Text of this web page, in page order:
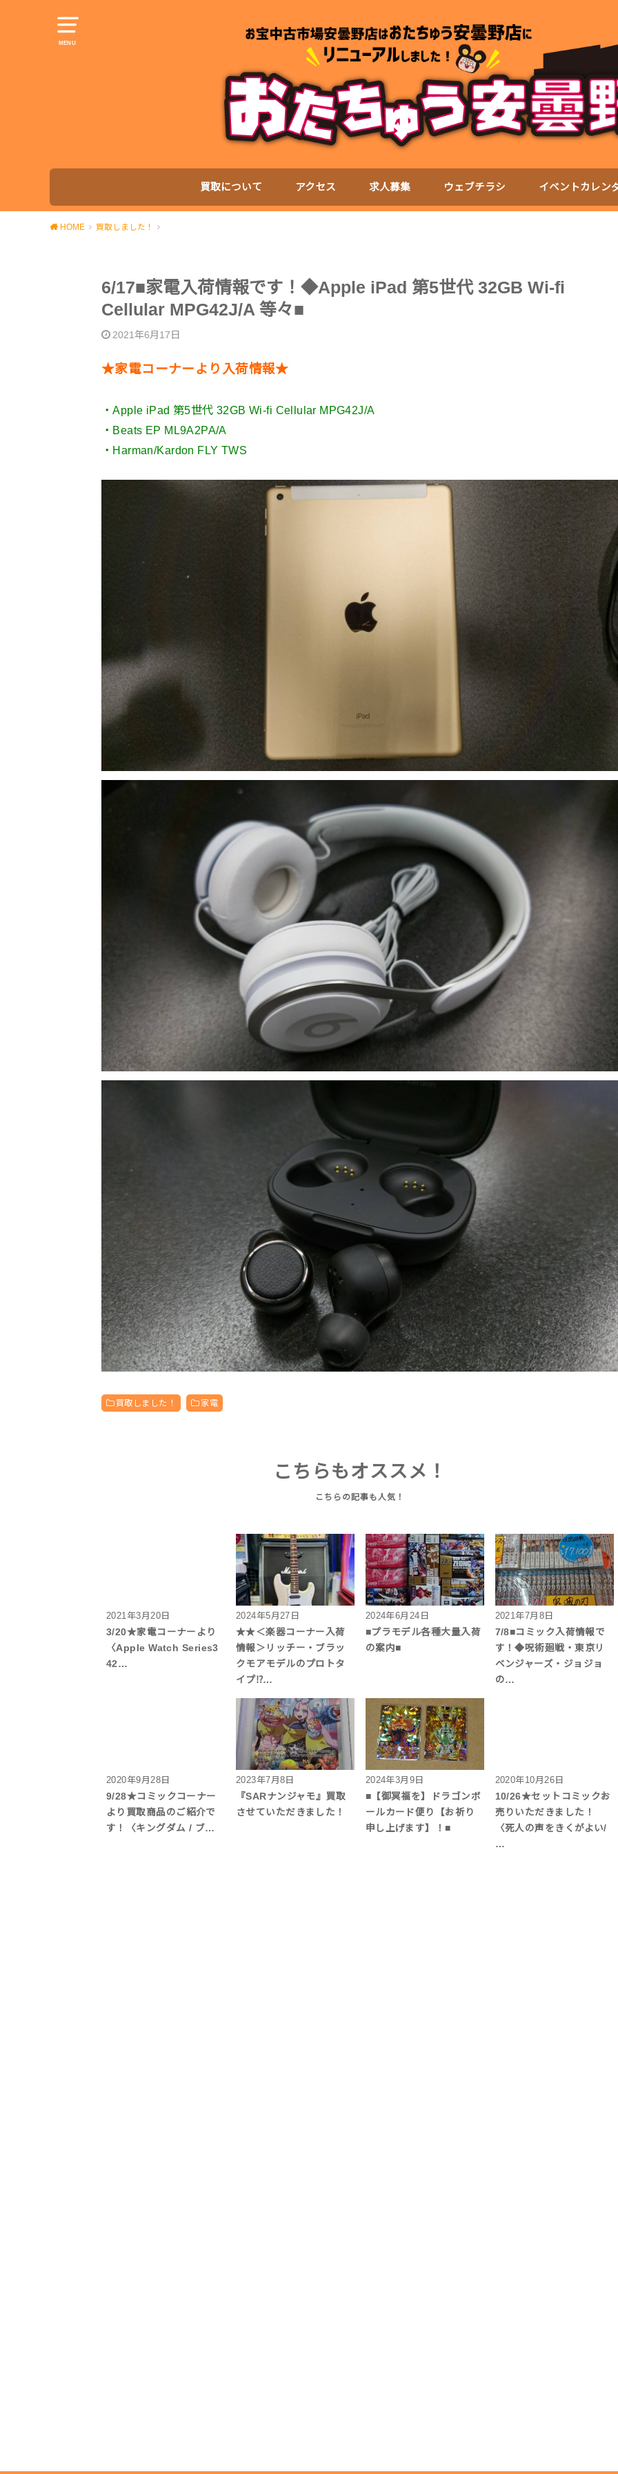
MENU
買取について アクセス 求人募集 ウェブチラシ イベントカレン
HOME 買取しました！
6/17■家電入荷情報です！◆Apple iPad 第5世代 32GB Wi-fi
Cellular MPG42J/A 等々■
2021年6月17日
★家電コーナーより入荷情報★
・Apple iPad 第5世代 32GB Wi-fi Cellular MPG42J/A
・Beats EP ML9A2PA/A
・Harman/Kardon FLY TWS
買取しました！ 家電
こちらもオススメ！
2021年3月20日
3/20★家電コーナーより
〈Apple Watch Series3
42…
2024年5月27日
★★＜楽器コーナー入荷
情報＞リッチー・ブラッ
クモアモデルのプロトタ
イプ⁉…
2024年6月24日
■プラモデル各種大量入荷
の案内■
2021年7月8日
7/8■コミック入荷情報で
す！◆呪術廻戦・東京リ
ベンジャーズ・ジョジョ
の…
2020年9月28日
9/28★コミックコーナー
より買取商品のご紹介で
す！〈キングダム / ブ…
2023年7月8日
『SARナンジャモ』買取
させていただきました！
2024年3月9日
■【御冥福を】ドラゴンボ
ールカード便り【お祈り
申し上げます】！■
2020年10月26日
10/26★セットコミックお
売りいただきました！
〈死人の声をきくがよい/
…